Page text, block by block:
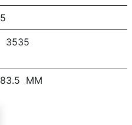
5
3535
83.5 MM